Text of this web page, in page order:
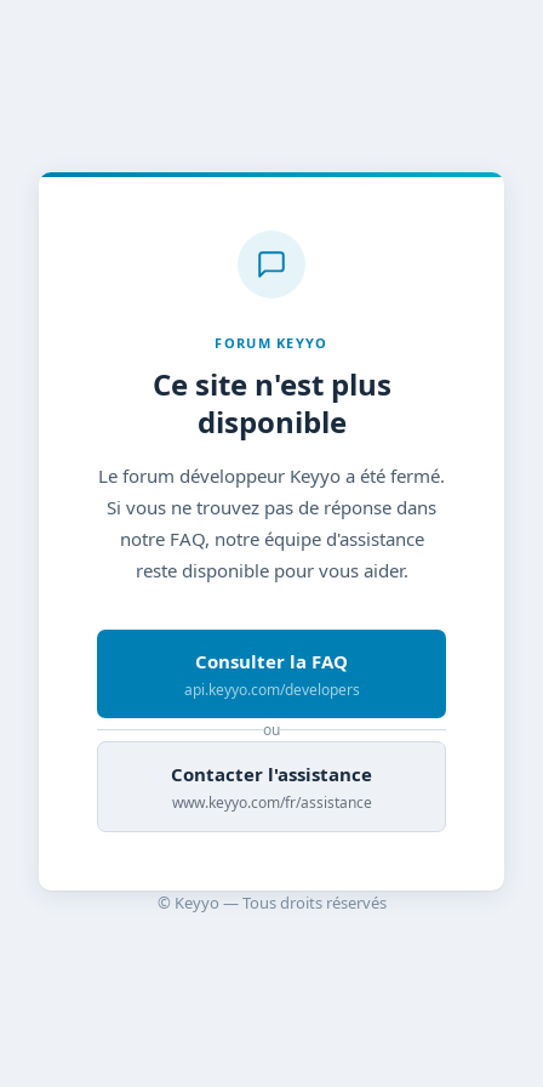
FORUM KEYYO
Ce site n'est plus
disponible
Le forum développeur Keyyo a été fermé.
Si vous ne trouvez pas de réponse dans
notre FAQ, notre équipe d'assistance
reste disponible pour vous aider.
Consulter la FAQ
api.keyyo.com/developers
ou
Contacter l'assistance
www.keyyo.com/fr/assistance
© Keyyo — Tous droits réservés